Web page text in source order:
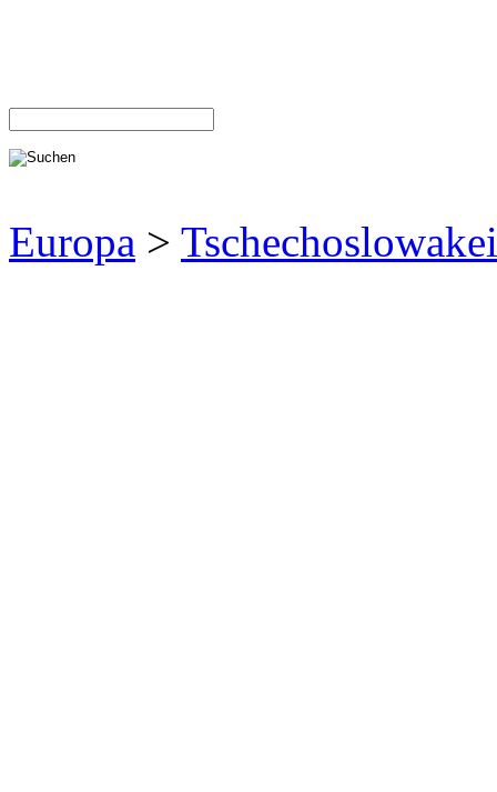
Europa > Tschechoslowakei